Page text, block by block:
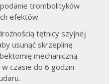
trombolityków
efektów.
tętnicy szyjnej
usunąć skrzeplinę
mechaniczną.
czasie do 6 godzin